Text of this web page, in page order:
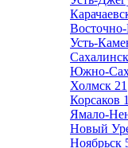
Восточно-
Усть-
Южно-
Холмск 21
Корсаков
Ямало-
Новый
Ноябрьск